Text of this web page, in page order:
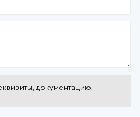
документацию,